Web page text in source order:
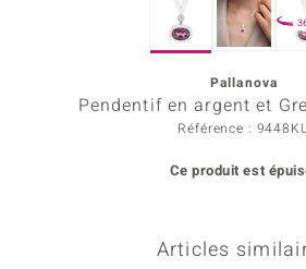
Pallanova
Pendentif en argent et
Référence :
Ce produit est
Articles